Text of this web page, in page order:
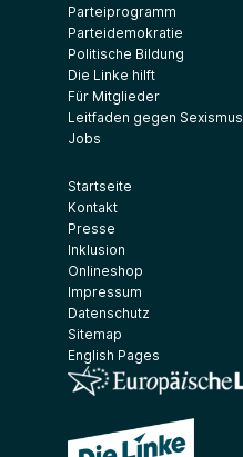
Parteiprogramm
Parteidemokratie
Politische Bildung
Die Linke hilft
Für Mitglieder
Leitfaden gegen Sexismus
Jobs
Startseite
Kontakt
Presse
Inklusion
Onlineshop
Impressum
Datenschutz
Sitemap
English Pages